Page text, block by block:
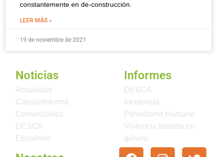
constantemente en de-construcción.
LEER MÁS »
19 de noviembre de 2021
Noticias
Actualidad
CaleidoInforma
Comunicados
DESCA
Efeméride
Informes
DESCA
Incidencia
Periodismo Humano
Violencia basada en
género